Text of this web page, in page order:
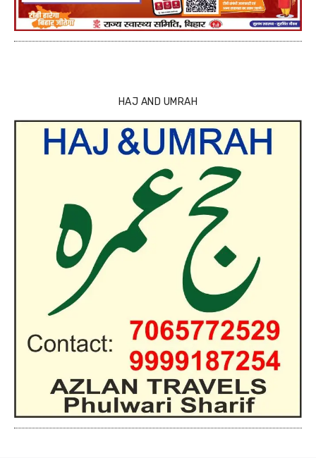
HAJ AND UMRAH